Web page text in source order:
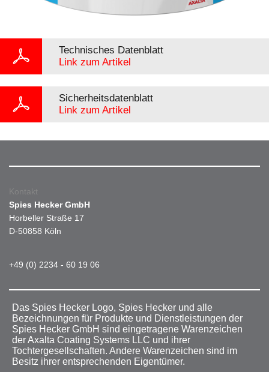
Technisches Datenblatt
Link zum Artikel
Sicherheitsdatenblatt
Link zum Artikel
Kontakt
Spies Hecker GmbH
Horbeller Straße 17
D-50858 Köln
+49 (0) 2234 - 60 19 06
Das Spies Hecker Logo, Spies Hecker und alle
Bezeichnungen für Produkte und Dienstleistungen der
Spies Hecker GmbH sind eingetragene Warenzeichen
der Axalta Coating Systems LLC und ihrer
Tochtergesellschaften. Andere Warenzeichen sind im
Besitz ihrer entsprechenden Eigentümer.